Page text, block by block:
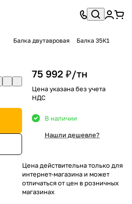
Балка двутавровая Балка 35К1
75 992 ₽/тн
Цена указана без учета
НДС
В наличии
Нашли дешевле?
Цена действительна только для
интернет-магазина и может
отличаться от цен в розничных
магазинах